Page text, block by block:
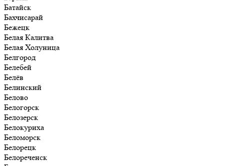
Батайск
Бахчисарай
Бежецк
Белая Калитва
Белая Холуница
Белгород
Белебей
Белёв
Белинский
Белово
Белогорск
Белозерск
Белокуриха
Беломорск
Белорецк
Белореченск